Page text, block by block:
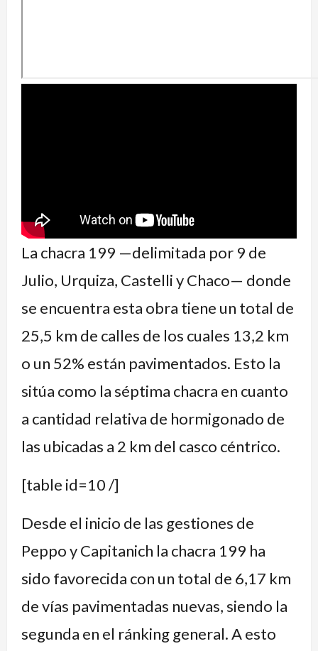
La chacra 199 —delimitada por 9 de
Julio, Urquiza, Castelli y Chaco— donde
se encuentra esta obra tiene un total de
25,5 km de calles de los cuales 13,2 km
o un 52% están pavimentados. Esto la
sitúa como la séptima chacra en cuanto
a cantidad relativa de hormigonado de
las ubicadas a 2 km del casco céntrico.
[table id=10 /]
Desde el inicio de las gestiones de
Peppo y Capitanich la chacra 199 ha
sido favorecida con un total de 6,17 km
de vías pavimentadas nuevas, siendo la
segunda en el ránking general. A esto